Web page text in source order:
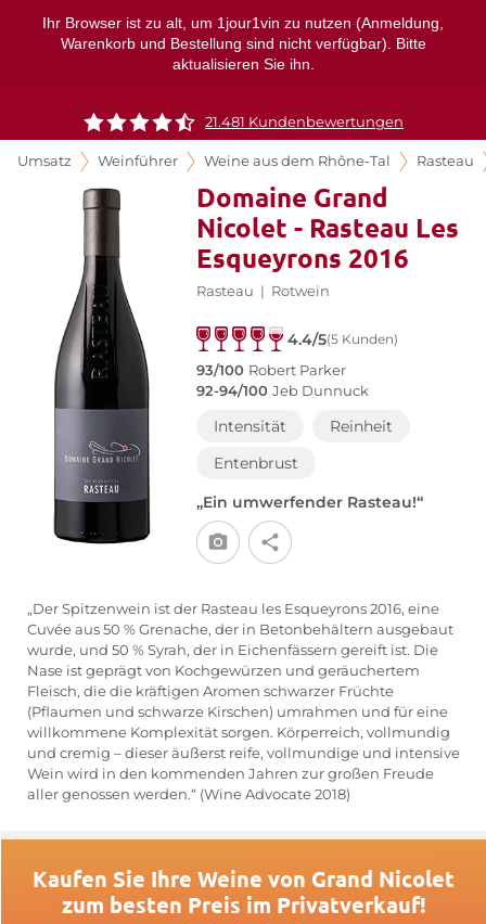
Ihr Browser ist zu alt, um 1jour1vin zu nutzen (Anmeldung,
Warenkorb und Bestellung sind nicht verfügbar). Bitte
aktualisieren Sie ihn.
21.481 Kundenbewertungen
Umsatz Weinführer Weine aus dem Rhône-Tal Rasteau
Domaine Grand
Nicolet - Rasteau Les
Esqueyrons 2016
Rasteau | Rotwein
4.4/5(5 Kunden)
93/100 Robert Parker
92-94/100 Jeb Dunnuck
Intensität
Reinheit
Entenbrust
„Ein umwerfender Rasteau!“
„Der Spitzenwein ist der Rasteau les Esqueyrons 2016, eine
Cuvée aus 50 % Grenache, der in Betonbehältern ausgebaut
wurde, und 50 % Syrah, der in Eichenfässern gereift ist. Die
Nase ist geprägt von Kochgewürzen und geräuchertem
Fleisch, die die kräftigen Aromen schwarzer Früchte
(Pflaumen und schwarze Kirschen) umrahmen und für eine
willkommene Komplexität sorgen. Körperreich, vollmundig
und cremig – dieser äußerst reife, vollmundige und intensive
Wein wird in den kommenden Jahren zur großen Freude
aller genossen werden.“ (Wine Advocate 2018)
Kaufen Sie Ihre Weine von Grand Nicolet
zum besten Preis im Privatverkauf!